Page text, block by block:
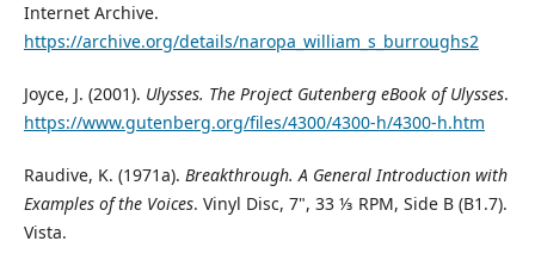
Internet Archive.
https://archive.org/details/naropa_william_s_burroughs2
Joyce, J. (2001). Ulysses. The Project Gutenberg eBook of Ulysses.
https://www.gutenberg.org/files/4300/4300-h/4300-h.htm
Raudive, K. (1971a). Breakthrough. A General Introduction with
Examples of the Voices. Vinyl Disc, 7", 33 ⅓ RPM, Side B (B1.7).
Vista.